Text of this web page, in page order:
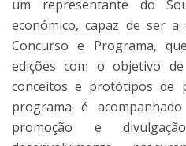
um representante do
económico, capaz de ser
Concurso e Programa,
edições com o objetivo
conceitos e protótipos de
programa é
promoção e